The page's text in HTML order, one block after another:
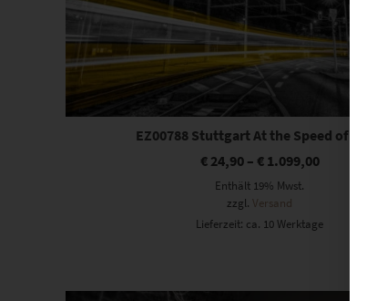
EZ00788 Stuttgart At the Speed of Light
€24,90– €1.099,00
Enthält 19% Mwst.
zzgl.Versand
Lieferzeit: ca. 10 Werktage
Dieses Produkt weist mehrere Varianten auf. Die Optionen können auf der Produktseite gewählt werden